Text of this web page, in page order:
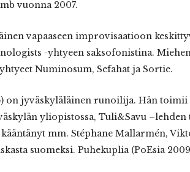
vuonna 2007.
vapaaseen improvisaatioon
-yhtyeen saksofonistina.
Numinosum, Sefahat ja Sortie.
on jyväskyläläinen runoilija. Hän toimii
yliopistossa, Tuli&Savu –lehden
mm. Stéphane Mallarmén,
suomeksi. Puhekuplia (PoEsia